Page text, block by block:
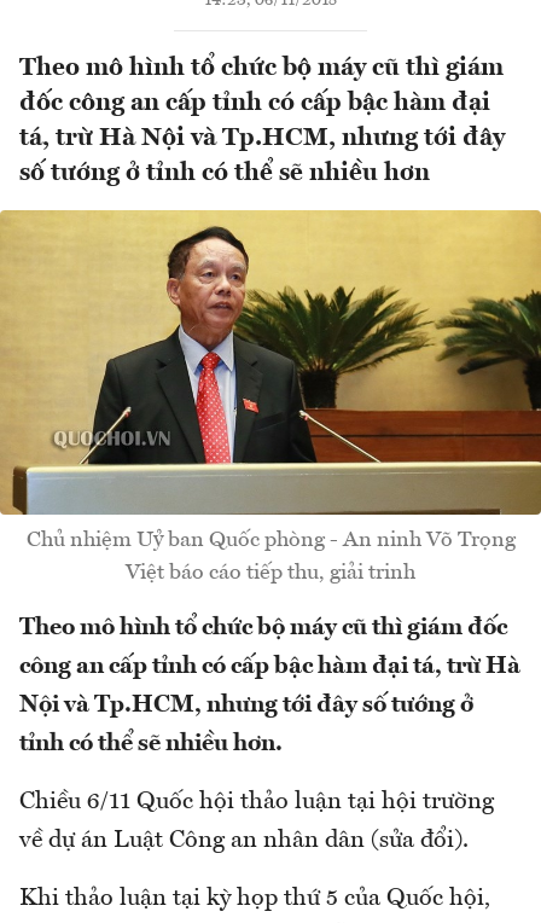
Theo mô hình tổ chức bộ máy cũ thì giám
đốc công an cấp tỉnh có cấp bậc hàm đại
tá, trừ Hà Nội và Tp.HCM, nhưng tới đây
số tướng ở tỉnh có thể sẽ nhiều hơn
Chủ nhiệm Uỷ ban Quốc phòng - An ninh Võ Trọng
Việt báo cáo tiếp thu, giải trinh
Theo mô hình tổ chức bộ máy cũ thì giám đốc
công an cấp tỉnh có cấp bậc hàm đại tá, trừ Hà
Nội và Tp.HCM, nhưng tới đây số tướng ở
tỉnh có thể sẽ nhiều hơn.
Chiều 6/11 Quốc hội thảo luận tại hội trường
về dự án Luật Công an nhân dân (sửa đổi).
Khi thảo luận tại kỳ họp thứ 5 của Quốc hội,